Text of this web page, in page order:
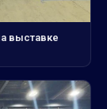
выставке